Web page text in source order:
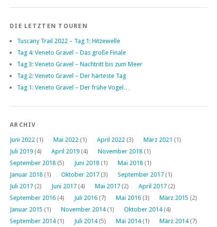
DIE LETZTEN TOUREN
Tuscany Trail 2022 – Tag 1: Hitzewelle
Tag 4: Veneto Gravel – Das große Finale
Tag 3: Veneto Gravel – Nachtritt bis zum Meer
Tag 2: Veneto Gravel – Der härteste Tag
Tag 1: Veneto Gravel – Der frühe Vogel…
ARCHIV
Juni 2022 (1) Mai 2022 (1) April 2022 (3) März 2021 (1)
Juli 2019 (4) April 2019 (4) November 2018 (1)
September 2018 (5) Juni 2018 (1) Mai 2018 (1)
Januar 2018 (1) Oktober 2017 (3) September 2017 (1)
Juli 2017 (2) Juni 2017 (4) Mai 2017 (2) April 2017 (2)
September 2016 (4) Juli 2016 (7) Mai 2016 (3) März 2015 (2)
Januar 2015 (1) November 2014(1) Oktober 2014(4)
September 2014(1) Juli 2014(5) Mai 2014(1) März 2014(7)